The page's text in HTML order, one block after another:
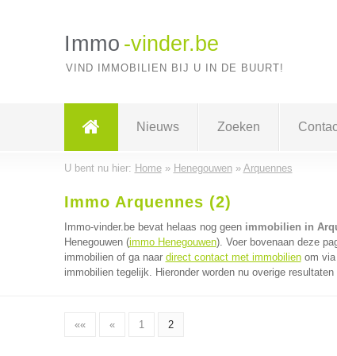
Immo -vinder.be
VIND IMMOBILIEN BIJ U IN DE BUURT!
Nieuws Zoeken
U bent nu hier: Home» Henegouwen» Arquennes
Immo Arquennes (2)
Immo-vinder.be bevat helaas nog geen immobilien in
Henegouwen (immo Henegouwen). Voer bovenaan deze
immobilien of ga naar direct contact met immobilienom via
immobilien tegelijk. Hieronder worden nu overige resultaten
«« « 1 2